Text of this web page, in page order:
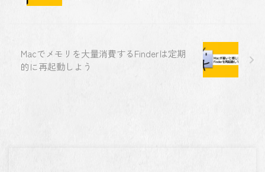
Macでメモリを大量消費するFinderは定期
的に再起動しよう